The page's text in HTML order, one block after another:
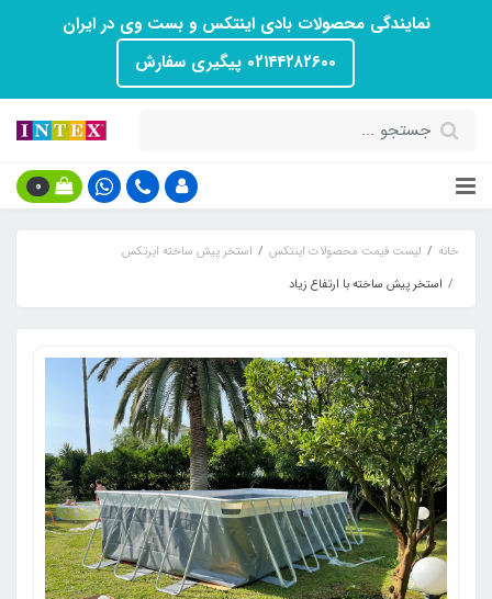
نمایندگی محصولات بادی اینتکس و بست وی در ایران
۰۲۱۴۴۲۸۲۶۰۰ پیگیری سفارش
0
خانه لیست قیمت محصولات اینتکس
استخر پیش ساخته ایرتکس
استخر پیش ساخته با ارتفاع زیاد